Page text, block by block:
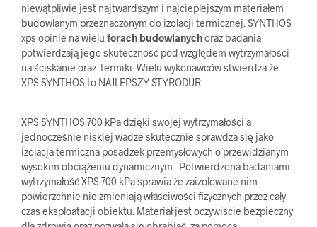
niewątpliwie jest najtwardszym i najcieplejszym materiałem
budowlanym przeznaczonym do izolacji termicznej. SYNTHOS
xps opinie na wielu forach budowlanychoraz badania
potwierdzają jego skuteczność pod względem wytrzymałości
na ściskanie oraz termiki. Wielu wykonawców stwierdza że
XPS SYNTHOS to NAJLEPSZY STYRODUR
XPS SYNTHOS 700 kPa dzięki swojej wytrzymałości a
jednocześnie niskiej wadze skutecznie sprawdza się jako
izolacja termiczna posadzek przemysłowych o przewidzianym
wysokim obciążeniu dynamicznym. Potwierdzona badaniami
wytrzymałość XPS 700 kPa sprawia że zaizolowane nim
powierzchnie nie zmieniają właściwości fizycznych przez cały
czas eksploatacji obiektu. Materiał jest oczywiście bezpieczny